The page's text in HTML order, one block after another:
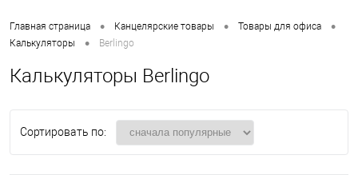
Главная страница • Канцелярские товары • Товары для офиса •
Калькуляторы • Berlingo
Калькуляторы Berlingo
Сортировать по: